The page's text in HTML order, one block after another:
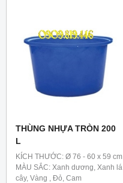
THÙNG NHỰA TRÒN 200
L
KÍCH THƯỚC: Ø 76 - 60 x 59 cm
MÀU SẮC: Xanh dương, Xanh lá
cây, Vàng , Đỏ, Cam